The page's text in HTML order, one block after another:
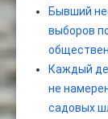
Бывший
выборов
Каждый
не
садовых